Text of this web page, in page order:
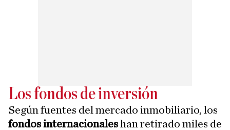
Los fondos de inversión
Según fuentes del mercado inmobiliario, los
fondos internacionaleshan retirado miles de